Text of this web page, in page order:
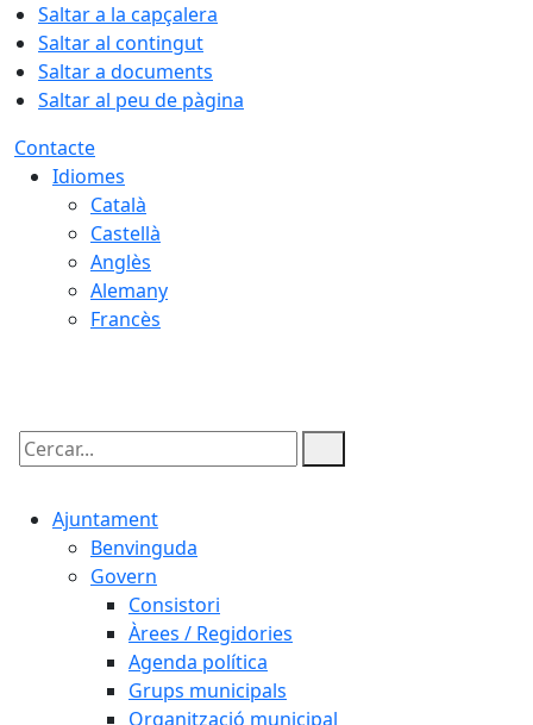
Saltar a la capçalera
Saltar al contingut
Saltar a documents
Saltar al peu de pàgina
Contacte
Idiomes
Català
Castellà
Anglès
Alemany
Francès
Cercar:
Ajuntament
Benvinguda
Govern
Consistori
Àrees / Regidories
Agenda política
Grups municipals
Organització municipal